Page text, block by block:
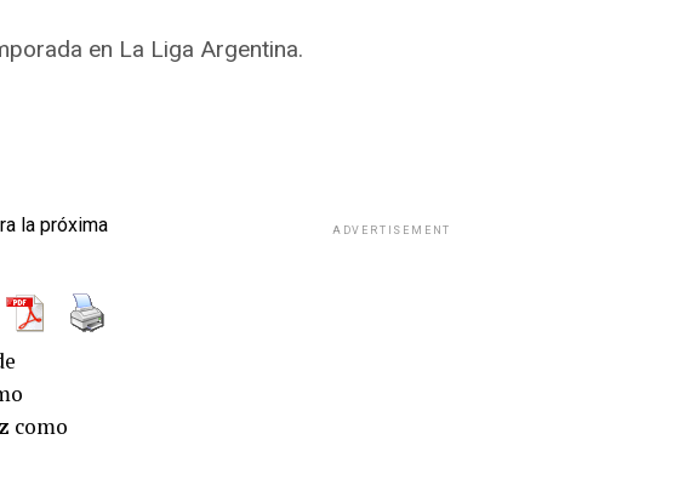
en La Liga Argentina.
como
ADVERTISEMENT